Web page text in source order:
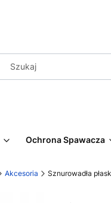
Ochrona Spawacza
Akcesoria Sznurowadła